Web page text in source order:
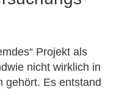
Projekt als
nicht wirklich in
gehört. Es entstand